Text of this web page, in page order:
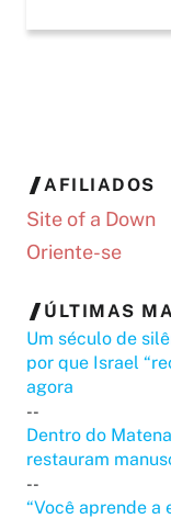
AFILIADOS
Site of a Down
Oriente-se
ÚLTIMAS
Um século de
por que Israel
agora
--
Dentro do
restauram
--
“Você aprende a